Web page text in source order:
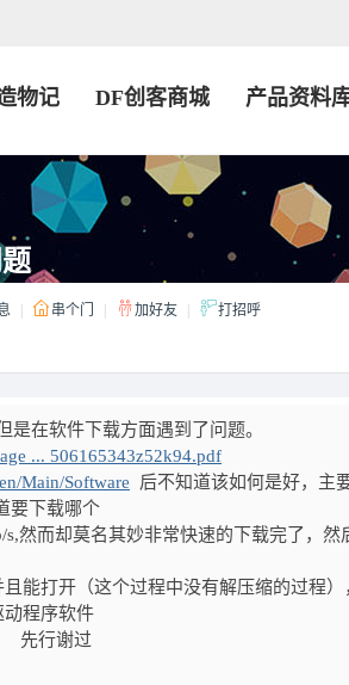
物记 DF创客商城 产品资料
串个门 加好友 打招呼
是在软件下载方面遇到了问题。
... 506165343z52k94.pdf
Main/Software 后不知道该如何是好，主
要下载哪个
然而却莫名其妙非常快速的下载完了，然
能打开（这个过程中没有解压缩的过程
程序软件
先行谢过